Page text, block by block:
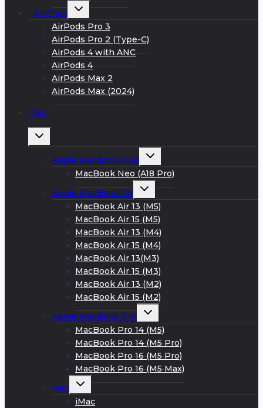
AirPods
Развернуть
меню
AirPods Pro 3
AirPods Pro 2 (Type-C)
AirPods 4 with ANC
AirPods 4
AirPods Max 2
AirPods Max (2024)
Mac
Развернуть
Apple MacBook Neo
Развернуть
меню
MacBook Neo (A18 Pro)
Apple MacBook Air
Развернуть
меню
MacBook Air 13 (M5)
MacBook Air 15 (M5)
MacBook Air 13 (M4)
MacBook Air 15 (M4)
MacBook Air 13(M3)
MacBook Air 15 (M3)
MacBook Air 13 (M2)
MacBook Air 15 (M2)
Apple MacBook Pro
Развернуть
меню
MacBook Pro 14 (M5)
MacBook Pro 14 (M5 Pro)
MacBook Pro 16 (M5 Pro)
MacBook Pro 16 (M5 Max)
Mac
Развернуть
меню
iMac